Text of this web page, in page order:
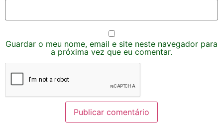
Guardar o meu nome, email e site neste navegador para
a próxima vez que eu comentar.